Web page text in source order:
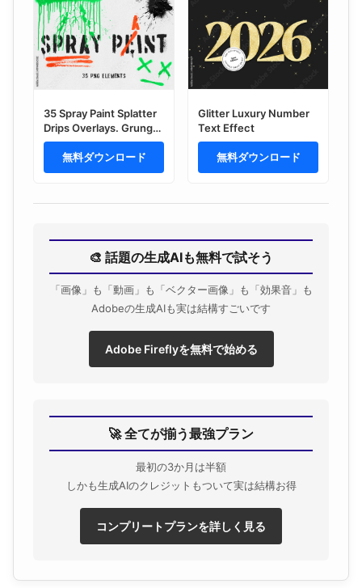
35 Spray Paint Splatter
Drips Overlays. Grunge
Graffiti Design Element.
Aerosol Overspray
Texture Isolated On
Background.
無料ダウンロード
Glitter Luxury Number
Text Effect
無料ダウンロード
🎨 話題の生成AIも無料で試そう
「画像」も「動画」も「ベクター画像」も「効果音」も
Adobeの生成AIも実は結構すごいです
Adobe Fireflyを無料で始める
🚀 全てが揃う最強プラン
最初の3か月は半額
しかも生成AIのクレジットもついて実は結構お得
コンプリートプランを詳しく見る